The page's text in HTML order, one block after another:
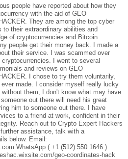
people have reported about how they
with the aid of GEO
They are among the top cyber
their extraordinary abilities and
of cryptocurrencies and Bitcoin
people get their money back. I made a
their service. I was scammed over
I went to several
and reviews on GEO
I chose to try them voluntarily,
made. I consider myself really lucky
them, I don't know what may have
out there will need his great
him to someone out there. I have
to a friend at work, confident in their
Reach out to Crypto Expert Hackers
assistance, talk with a
below. Email:
WhatsApp ( +1 (512) 550 1646 )
geo-coordinates-hack